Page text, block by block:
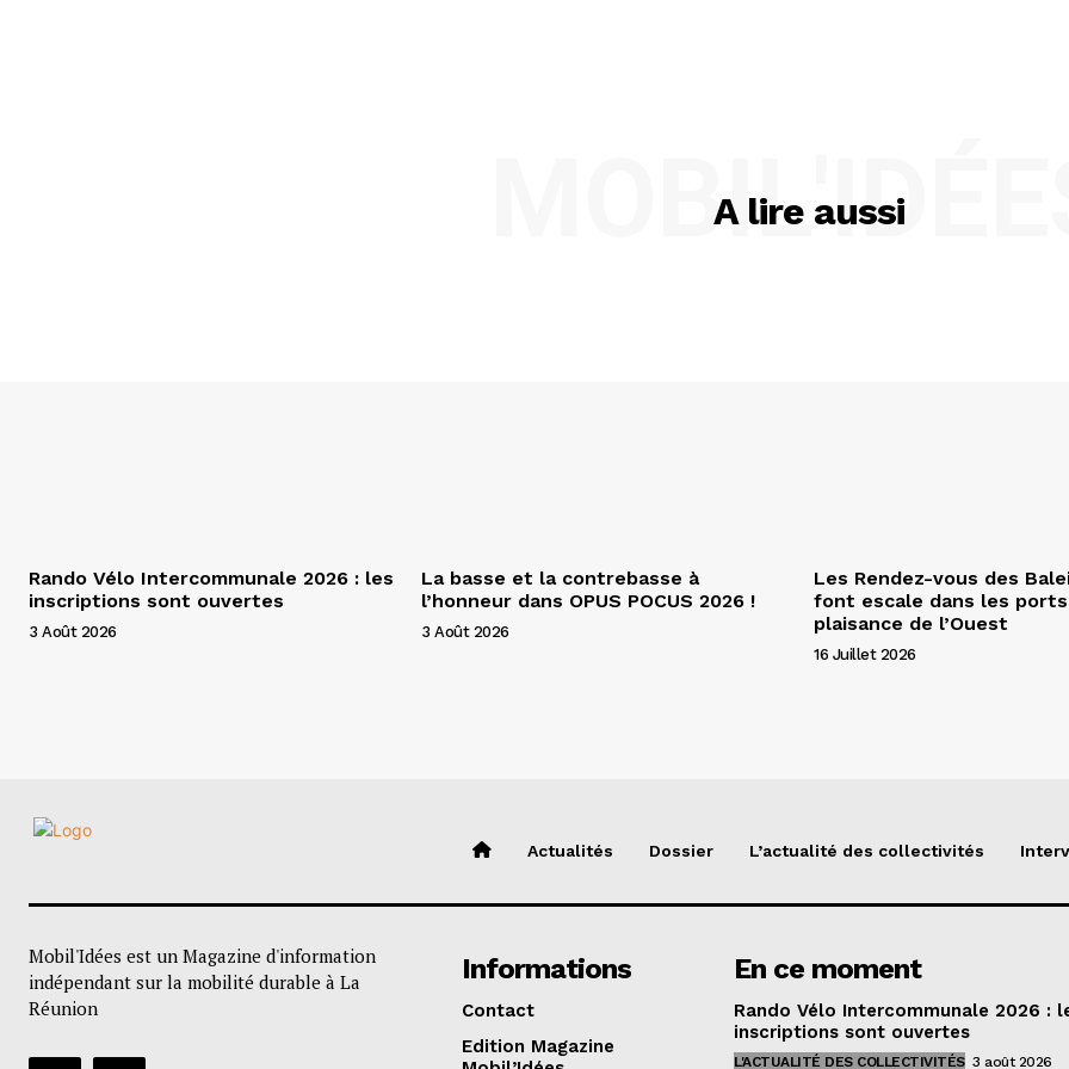
A lire aussi
Rando Vélo Intercommunale 2026 : les
inscriptions sont ouvertes
3 Août 2026
La basse et la contrebasse à
l’honneur dans OPUS POCUS 2026 !
3 Août 2026
Les Rendez-vous des
font escale dans les
plaisance de l’Ouest
16 Juillet 2026
Actualités Dossier L’actualité des collectivités
Mobil'Idées est un Magazine d'information
indépendant sur la mobilité durable à La
Réunion
Informations
Contact
Edition Magazine
En ce moment
Rando Vélo Intercommunale 2026 :
inscriptions sont ouvertes
L'ACTUALITÉ DES COLLECTIVITÉS 3 août 2026